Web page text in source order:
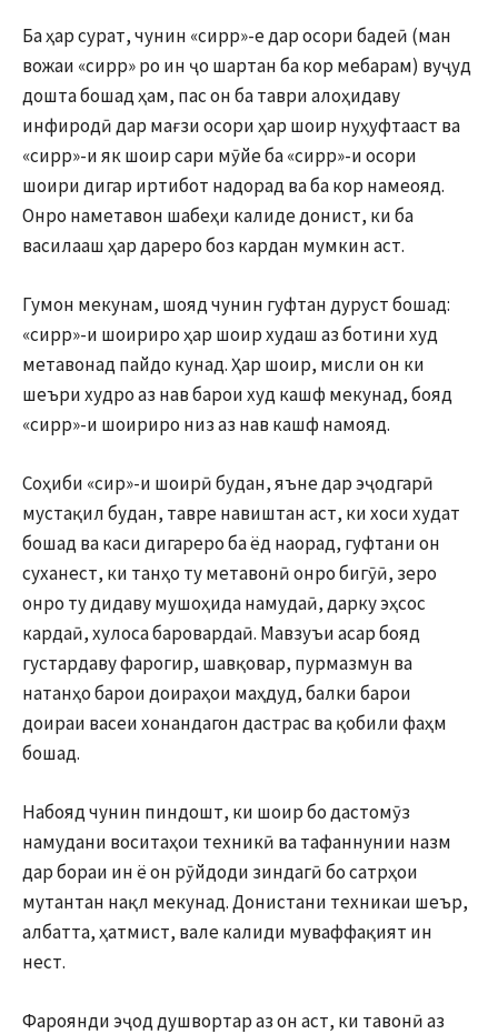
Ба ҳар сурат, чунин «сирр»-е дар осори бадеӣ (ман
вожаи «сирр» ро ин ҷо шартан ба кор мебарам) вуҷуд
дошта бошад ҳам, пас он ба таври алоҳидаву
инфиродӣ дар мағзи осори ҳар шоир нуҳуфтааст ва
«сирр»-и як шоир сари мӯйе ба «сирр»-и осори
шоири дигар иртибот надорад ва ба кор намеояд.
Онро наметавон шабеҳи калиде донист, ки ба
василааш ҳар дареро боз кардан мумкин аст.
Гумон мекунам, шояд чунин гуфтан дуруст бошад:
«сирр»-и шоириро ҳар шоир худаш аз ботини худ
метавонад пайдо кунад. Ҳар шоир, мисли он ки
шеъри худро аз нав барои худ кашф мекунад, бояд
«сирр»-и шоириро низ аз нав кашф намояд.
Соҳиби «сир»-и шоирӣ будан, яъне дар эҷодгарӣ
мустақил будан, тавре навиштан аст, ки хоси худат
бошад ва каси дигареро ба ёд наорад, гуфтани он
суханест, ки танҳо ту метавонӣ онро бигӯӣ, зеро
онро ту дидаву мушоҳида намудаӣ, дарку эҳсос
кардаӣ, хулоса баровардаӣ. Мавзуъи асар бояд
густардаву фарогир, шавқовар, пурмазмун ва
натанҳо барои доираҳои маҳдуд, балки барои
доираи васеи хонандагон дастрас ва қобили фаҳм
бошад.
Набояд чунин пиндошт, ки шоир бо дастомӯз
намудани воситаҳои техникӣ ва тафаннунии назм
дар бораи ин ё он рӯйдоди зиндагӣ бо сатрҳои
мутантан нақл мекунад. Донистани техникаи шеър,
албатта, ҳатмист, вале калиди муваффақият ин
нест.
Фароянди эҷод душвортар аз он аст, ки тавонӣ аз